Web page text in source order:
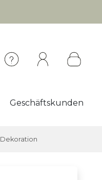
Geschäftskunden
Dekoration